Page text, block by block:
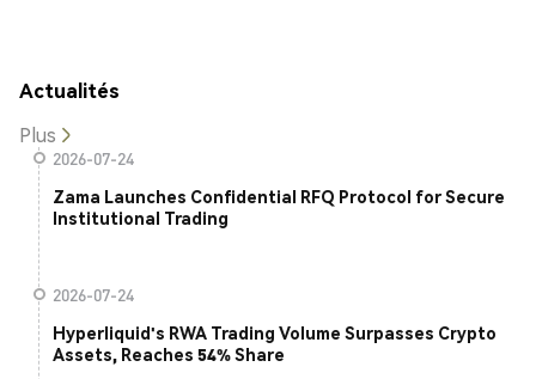
Actualités
Plus
2026-07-24
Zama Launches Confidential RFQ Protocol for Secure
Institutional Trading
2026-07-24
Hyperliquid's RWA Trading Volume Surpasses Crypto
Assets, Reaches 54% Share